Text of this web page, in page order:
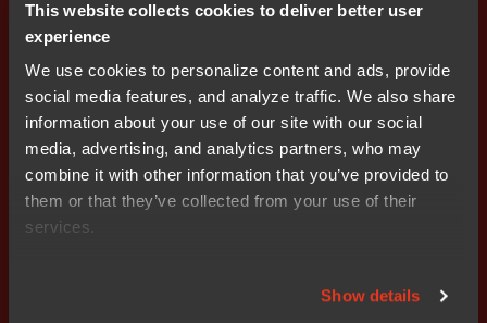
This website collects cookies to deliver better user
experience
We use cookies to personalize content and ads, provide
social media features, and analyze traffic. We also share
information about your use of our site with our social
media, advertising, and analytics partners, who may
combine it with other information that you’ve provided to
them or that they’ve collected from your use of their
services.
Show details
Zephyr RTOS
结合 Zephyr 的灵活性与 IAR 的可靠性：为现代嵌入式系
统带来优化构建、RTOS 感知调试以及通过安全认证的开
发工具链。